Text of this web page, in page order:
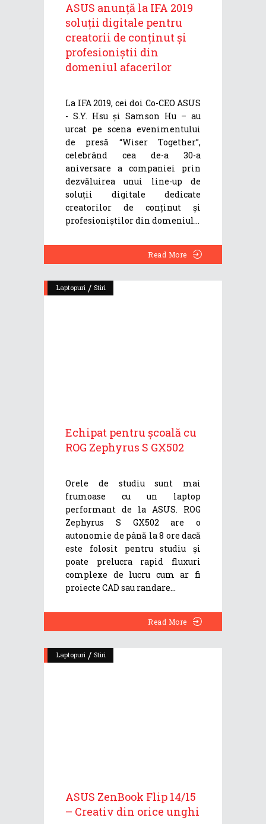
ASUS anunță la IFA 2019
soluții digitale pentru
creatorii de conținut și
profesioniștii din
domeniul afacerilor
La IFA 2019, cei doi Co-CEO ASUS
- S.Y. Hsu și Samson Hu – au
urcat pe scena evenimentului
de presă “Wiser Together”,
celebrând cea de-a 30-a
aniversare a companiei prin
dezvăluirea unui line-up de
soluții digitale dedicate
creatorilor de conținut și
profesioniștilor din domeniul
Read More
Laptopuri / Stiri
Echipat pentru școală cu
ROG Zephyrus S GX502
Orele de studiu sunt mai
frumoase cu un laptop
performant de la ASUS. ROG
Zephyrus S GX502 are o
autonomie de până la 8 ore dacă
este folosit pentru studiu și
poate prelucra rapid fluxuri
complexe de lucru cum ar fi
proiecte CAD sau randare
Read More
Laptopuri / Stiri
ASUS ZenBook Flip 14/15
– Creativ din orice unghi